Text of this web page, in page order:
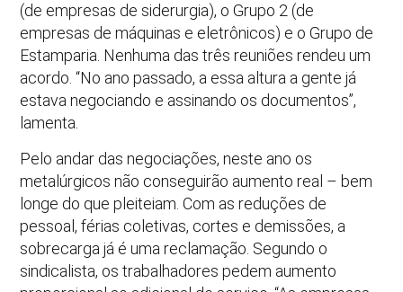
(de empresas de siderurgia), o Grupo 2 (de
empresas de máquinas e eletrônicos) e o Grupo de
Estamparia. Nenhuma das três reuniões rendeu um
acordo. “No ano passado, a essa altura a gente já
estava negociando e assinando os documentos”,
lamenta.
Pelo andar das negociações, neste ano os
metalúrgicos não conseguirão aumento real – bem
longe do que pleiteiam. Com as reduções de
pessoal, férias coletivas, cortes e demissões, a
sobrecarga já é uma reclamação. Segundo o
sindicalista, os trabalhadores pedem aumento